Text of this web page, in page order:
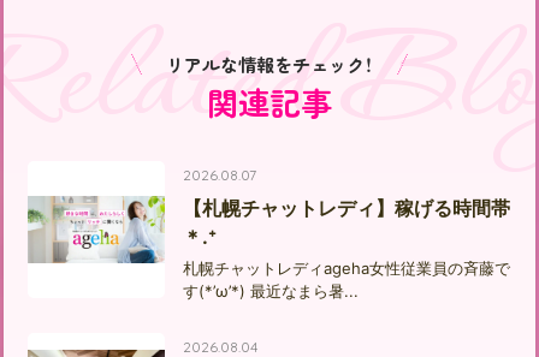
関連記事
リアルな情報をチェック！
2026.08.07
【札幌チャットレディ】稼げる時間帯
＊.⁺
札幌チャットレディageha女性従業員の斉藤で
す(*’ω’*) 最近なまら暑...
2026.08.04